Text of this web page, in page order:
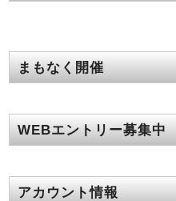
まもなく開催
WEBエントリー募集中
アカウント情報